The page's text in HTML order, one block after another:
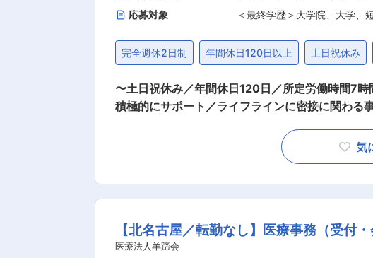
応募対象
＜最終学歴＞大学院、大学、
完全週休2日制 年間休日120日以上 土日祝休み
〜土日祝休み／年間休日120日／所定労働時間7
積極的にサポート／ライフラインに密接に関わる事業を展
て働けます。 ★安定した職場環境と働き易さが
か」を検査する必要があるため、専用器具や機械を用いて水質をチェックします。
どを説明し安全に作業ができるようサポート。先
気
【北名古屋／転勤なし】医療事務（受
医療法人羊蹄会